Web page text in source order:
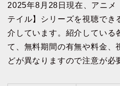
2025年8月28日現在、アニメ
テイル】シリーズを視聴でき
介しています。紹介している
て、無料期間の有無や料金、
どが異なりますので注意が必